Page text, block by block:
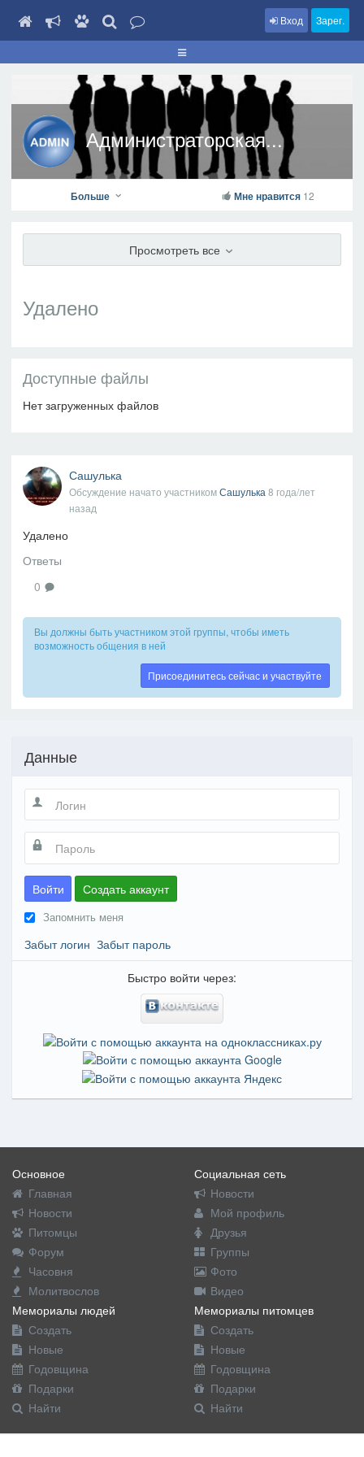
Вход Зарег.
Администраторская...
Больше Мне нравится 12
Просмотреть все
Удалено
Доступные файлы
Нет загруженных файлов
Сашулька
Обсуждение начато участникомСашулька 8 года/лет
назад
Удалено
Ответы
0
Вы должны быть участником этой группы, чтобы иметь
возможность общения в ней
Данные
Войти Создать аккаунт
Запомнить меня
Забыт логин Забыт пароль
Быстро войти через:
Основное
Главная
Новости
Питомцы
Форум
Часовня
Молитвослов
Социальная сеть
Новости
Мой профиль
Друзья
Группы
Фото
Видео
Мемориалы людей
Создать
Новые
Годовщина
Подарки
Найти
Мемориалы питомцев
Создать
Новые
Годовщина
Подарки
Найти